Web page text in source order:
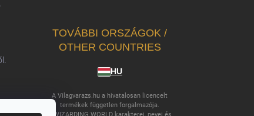
TOVÁBBI ORSZÁGOK /
OTHER COUNTRIES
HU
A Vilagvarazs.hu a hivatalosan licencelt
termékek független forgalmazója.
A WIZARDING WORLD karakterei, nevei és